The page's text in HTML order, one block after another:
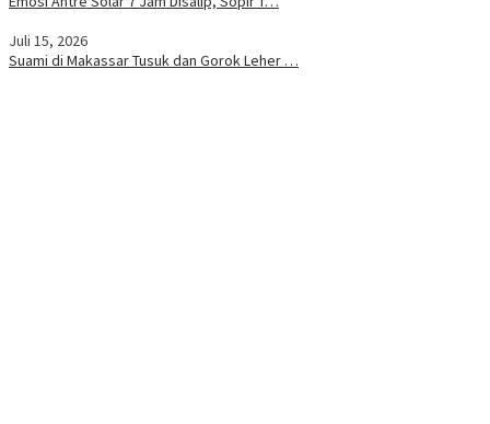
Juli 15, 2026
Suami di Makassar Tusuk dan Gorok Leher …